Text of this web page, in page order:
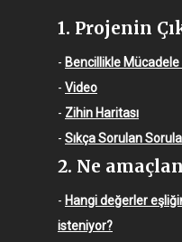
1. Projenin
- Bencillikle
- Video
- Zihin Haritası
- Sıkça Sorulan
2. Ne
- Hangi değerler
isteniyor?